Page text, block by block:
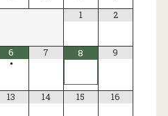
1
2
6
•
7 8 9
13 14 15 16